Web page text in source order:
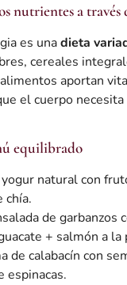
nutrientes a través
es unadieta
cereales
aportan
el cuerpo necesita
equilibrado
yogur natural con
chía.
de garbanzos
+ salmón a la
de calabacín con
espinacas.